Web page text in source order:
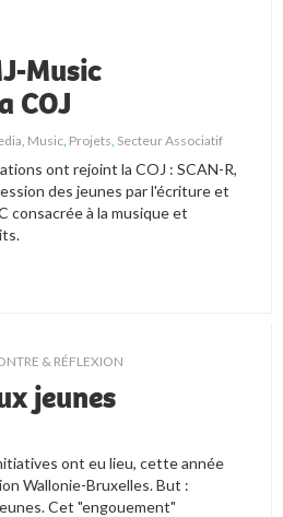
Music
COJ
Music Projets Secteur Associatif
ont rejoint la COJ : SCAN-R,
des jeunes par l'écriture et
consacrée à la musique et
& RÉFLEXION
jeunes
ont eu lieu, cette année
Wallonie-Bruxelles. But :
Cet "engouement"